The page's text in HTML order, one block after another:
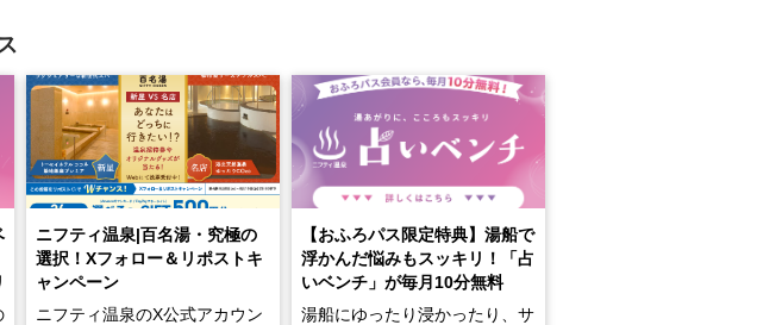
ニフティ温泉|百名湯・究極の
選択！Xフォロー＆リポストキ
ャンペーン
ニフティ温泉のX公式アカウン
【おふろパス限定特典】湯船で
浮かんだ悩みもスッキリ！「占
いベンチ」が毎月10分無料
湯船にゆったり浸かったり、サ